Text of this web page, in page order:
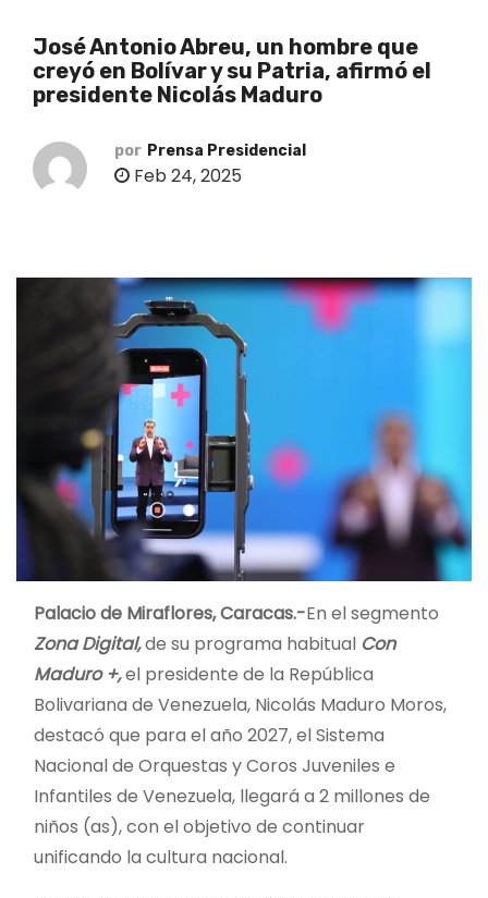
José Antonio Abreu, un hombre que
creyó en Bolívar y su Patria, afirmó el
presidente Nicolás Maduro
por Prensa Presidencial
Feb 24, 2025
Palacio de Miraflores, Caracas.-En el segmento
Zona Digital,de su programa habitual Con
Maduro +,el presidente de la República
Bolivariana de Venezuela, Nicolás Maduro Moros,
destacó que para el año 2027, el Sistema
Nacional de Orquestas y Coros Juveniles e
Infantiles de Venezuela, llegará a 2 millones de
niños (as), con el objetivo de continuar
unificando la cultura nacional.